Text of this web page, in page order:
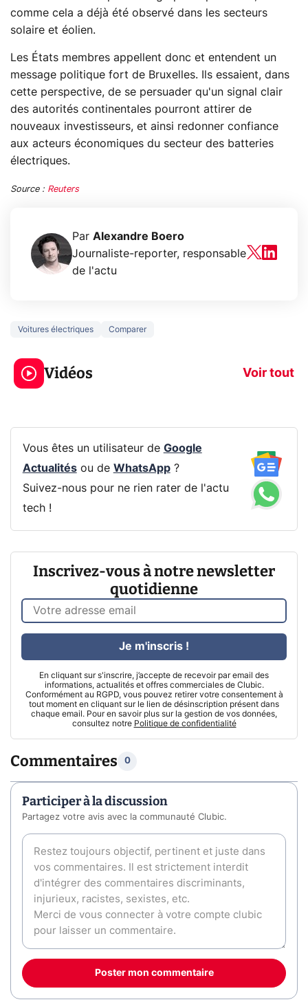
comme cela a déjà été observé dans les secteurs
solaire et éolien.
Les États membres appellent donc et entendent un
message politique fort de Bruxelles. Ils essaient, dans
cette perspective, de se persuader qu'un signal clair
des autorités continentales pourront attirer de
nouveaux investisseurs, et ainsi redonner confiance
aux acteurs économiques du secteur des batteries
électriques.
Source : Reuters
Par Alexandre Boero
Journaliste-reporter, responsable
de l'actu
Voitures électriques Comparer
Vidéos Voir tout
5 générations de
jeux dans la
prochaine Xbox !
navigation
Vous êtes un utilisateur de Google
Actualitésou de WhatsApp?
Suivez-nous pour ne rien rater de l'actu
tech !
Inscrivez-vous à notre newsletter
quotidienne
En cliquant sur s'inscrire, j’accepte de recevoir par email des
informations, actualités et offres commerciales de Clubic.
Conformément au RGPD, vous pouvez retirer votre consentement à
tout moment en cliquant sur le lien de désinscription présent dans
chaque email. Pour en savoir plus sur la gestion de vos données,
consultez notre Politique de confidentialité
Je m'inscris !
Commentaires 0
Participer à la discussion
Partagez votre avis avec la communauté Clubic.
Poster mon commentaire